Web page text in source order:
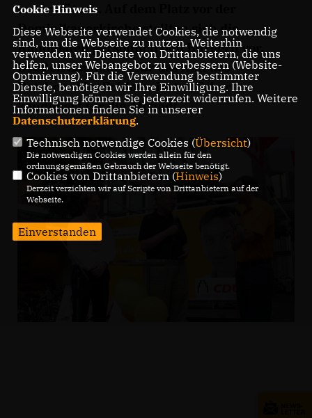
unterstützen. Auf dem Platz vor der
Dominikanerkirche stellten sich die
Kandidaten persönlich den Bürgern vor.
Dreßen kandidiert für das Amt des
Ratsherrn im Schlossviertel, Erber
kandidiert für die Altstadt.
Cookie Hinweis
Diese Webseite verwendet Cookies, die notwendig
sind, um die Webseite zu nutzen. Weiterhin
verwenden wir Dienste von Drittanbietern, die uns
helfen, unser Webangebot zu verbessern (Website-
Optmierung). Für die Verwendung bestimmter
Dienste, benötigen wir Ihre Einwilligung. Ihre
Einwilligung können Sie jederzeit widerrufen. Weitere
Informationen finden Sie in unserer
Datenschutzerklärung.
Technisch notwendige Cookies (Übersicht)
Die notwendigen Cookies werden allein für den
ordnungsgemäßen Gebrauch der Webseite benötigt.
Cookies von Drittanbietern (Hinweis)
Derzeit verzichten wir auf Scripte von Drittanbietern auf der
Webseite.
Einverstanden